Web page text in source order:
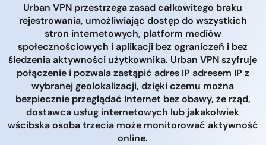
Urban VPN przestrzega zasad całkowitego braku
rejestrowania, umożliwiając dostęp do wszystkich
stron internetowych, platform mediów
społecznościowych i aplikacji bez ograniczeń i bez
śledzenia aktywności użytkownika. Urban VPN szyfruje
połączenie i pozwala zastąpić adres IP adresem IP z
wybranej geolokalizacji, dzięki czemu można
bezpiecznie przeglądać Internet bez obawy, że rząd,
dostawca usług internetowych lub jakakolwiek
wścibska osoba trzecia może monitorować aktywność
online.